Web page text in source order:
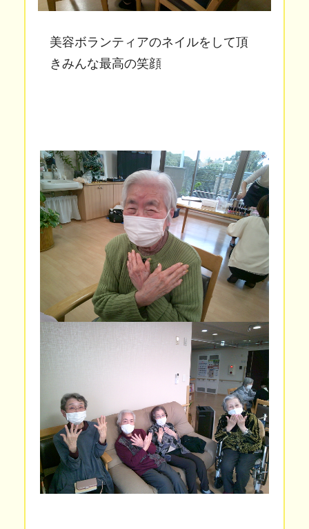
美容ボランティアのネイルをして頂
きみんな最高の笑顔